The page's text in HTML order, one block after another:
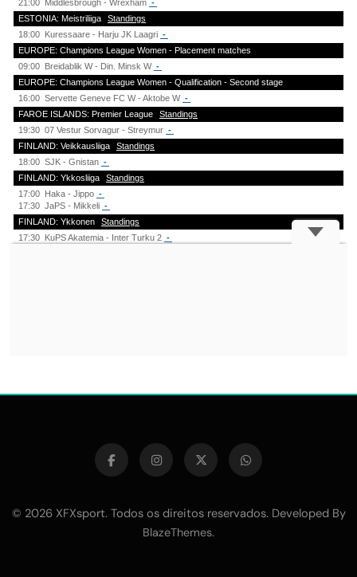
© 2026 XFXsport. Todos os direitos reservados. Developed By
BlazeThemes.